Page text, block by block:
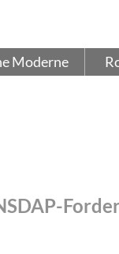
Moderne